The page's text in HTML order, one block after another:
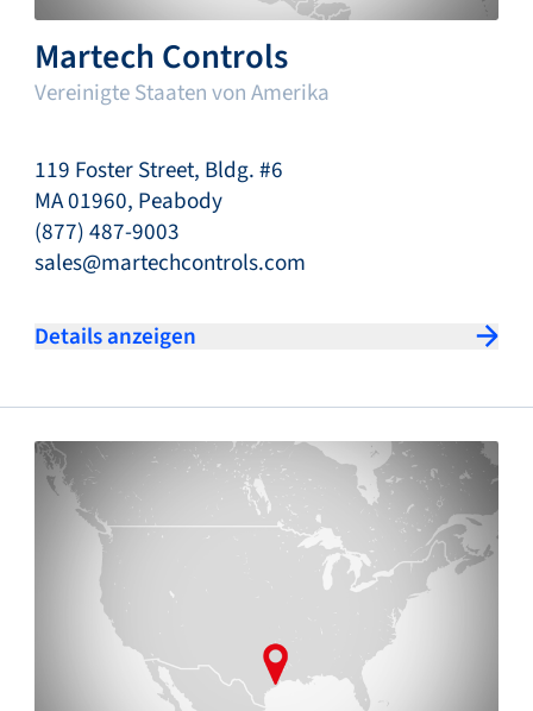
Martech Controls
Vereinigte Staaten von Amerika
119 Foster Street, Bldg. #6
MA 01960, Peabody
(877) 487-9003
sales@martechcontrols.com
Details anzeigen